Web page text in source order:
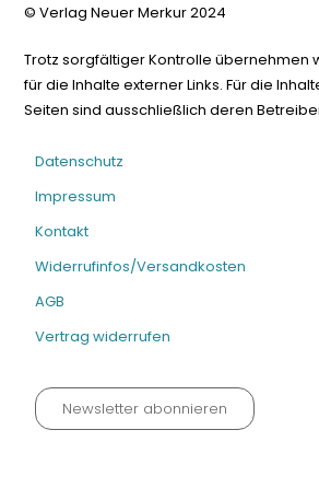
© Verlag Neuer Merkur 2024
Trotz sorgfältiger Kontrolle übernehmen
für die Inhalte externer Links. Für die
Seiten sind ausschließlich deren
Datenschutz
Impressum
Kontakt
Widerrufinfos/Versandkosten
AGB
Vertrag widerrufen
Newsletter abonnieren